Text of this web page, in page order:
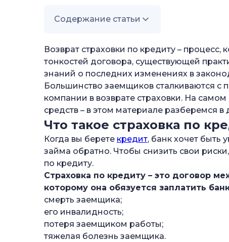
Содержание статьи
—
—Обязательное страхование
—Добровольное страхование
—Можно ли отказаться от страховки по
—Какие страховки подлежат возврату?
— Когда можно вернуть страховку?
—В течение «периода охлаждения» (30
— При досрочном погашении
После полного погашения кредита
—Если страховку навязали
—Какую сумму можно вернуть?
—Инструкция по возврату страховки
Возврат страховки по кредиту –
тонкостей договора, существующей
знаний о последних изменениях в
Большинство заемщиков сталкиваются с
компании в возврате страховки. На
средств – в этом материале разберемся в
Что такое страховка по
Когда вы берете кредит, банк хочет быть
займа обратно. Чтобы снизить свои
по кредиту.
Страховка по кредиту – это договор
которому она обязуется заплатить
смерть заемщика;
его инвалидность;
потеря заемщиком работы;
тяжелая болезнь заемщика.